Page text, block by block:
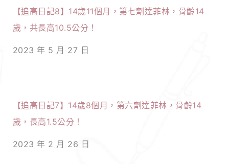
【追高日記8】14歲11個月，第七劑達菲林，骨齡14
歲，共長高10.5公分！
2023 年 5 月 27 日
【追高日記7】14歲8個月，第六劑達菲林，骨齡14
歲，長高1.5公分！
2023 年 2 月 26 日